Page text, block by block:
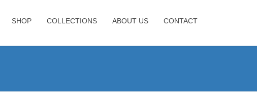
SHOP COLLECTIONS ABOUT US CONTACT